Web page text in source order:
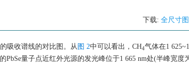
下载: 全尺寸
的吸收谱线的对比图。从 图 2中可以看出，CH4气体在1
量子点近红外光源的发光峰位于1 665 nm处(半峰宽度